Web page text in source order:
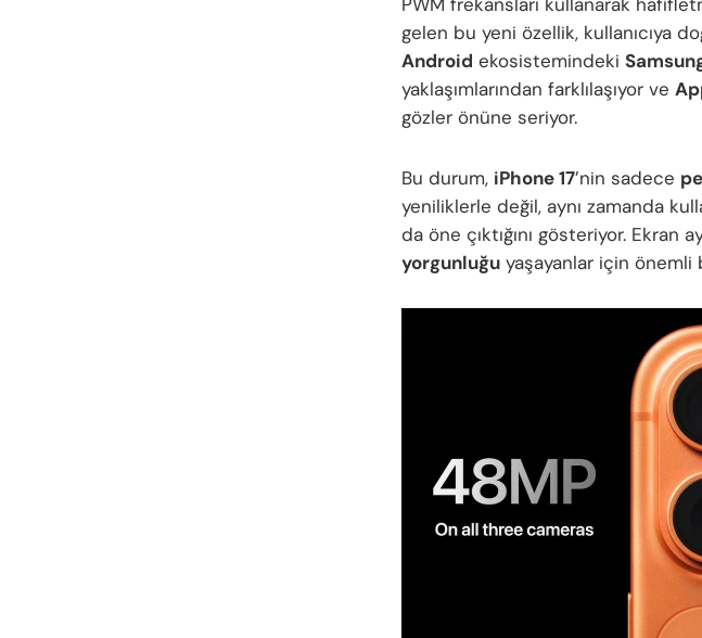
gelen bu yeni özellik, kullanıcıya
Android ekosistemindeki
yaklaşımlarından farklılaşıyor ve
gözler önüne seriyor.
Bu durum, iPhone 17’nin sadece
yeniliklerle değil, aynı zamanda
da öne çıktığını gösteriyor. Ekran
yorgunluğu yaşayanlar için önemli